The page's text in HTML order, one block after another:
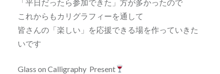
「平日だったら参加できた」方が多かったので
これからもカリグラフィーを通して
皆さんの「楽しい」を応援できる場を作っていきた
いです
Glass on Calligraphy Present